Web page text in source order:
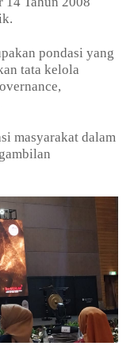
pondasi yang
tata kelola
masyarakat dalam